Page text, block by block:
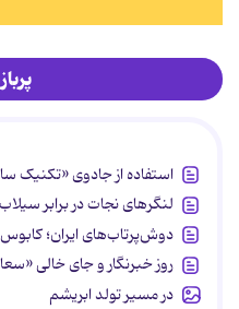
استفاده از جادوی «تکنیک
لنگرهای نجات در برابر
دوش‌پرتاب‌های ایران؛
روز خبرنگار و جای خالی
در مسیر تولد ابریشم